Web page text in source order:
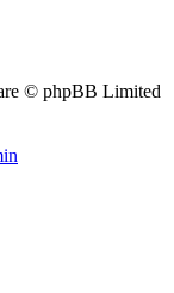
© phpBB Limited